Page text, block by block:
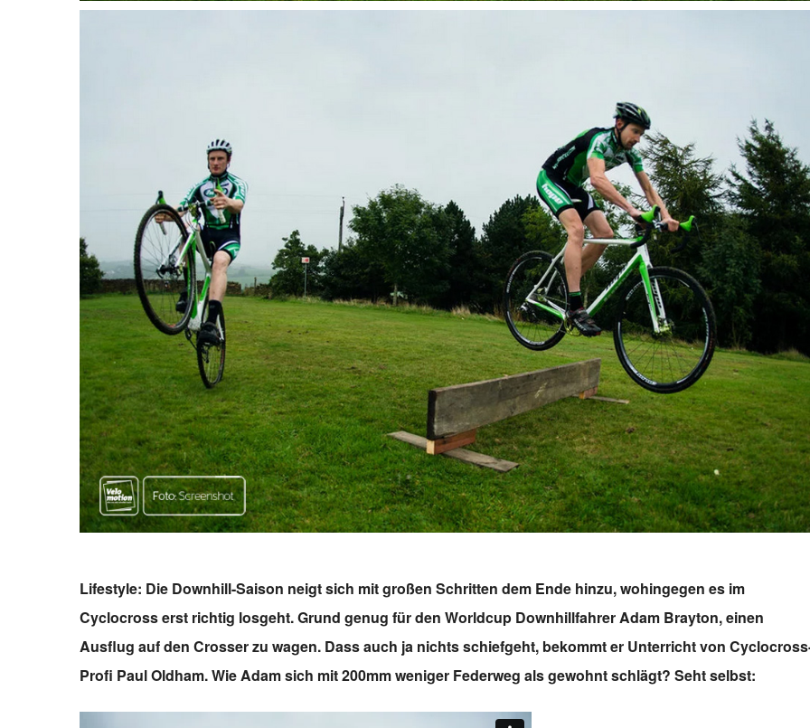
Lifestyle: Die Downhill-Saison neigt sich mit großen Schritten dem Ende hinzu, wohingegen es im
Cyclocross erst richtig losgeht. Grund genug für den Worldcup Downhillfahrer Adam Brayton, einen
Ausflug auf den Crosser zu wagen. Dass auch ja nichts schiefgeht, bekommt er Unterricht von
Profi Paul Oldham. Wie Adam sich mit 200mm weniger Federweg als gewohnt schlägt? Seht selbst: